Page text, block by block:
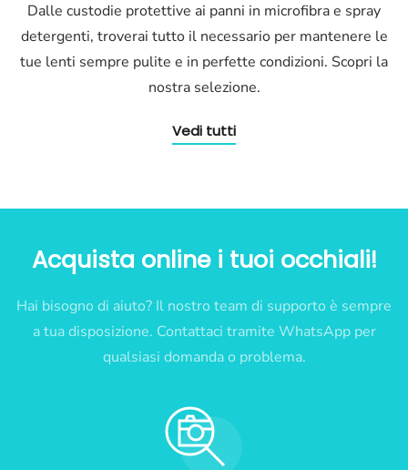
Dalle custodie protettive ai panni in microfibra e spray
detergenti, troverai tutto il necessario per mantenere le
tue lenti sempre pulite e in perfette condizioni. Scopri la
nostra selezione.
Vedi tutti
Acquista online i tuoi occhiali!
Hai bisogno di aiuto? Il nostro team di supporto è sempre
a tua disposizione. Contattaci tramite WhatsApp per
qualsiasi domanda o problema.